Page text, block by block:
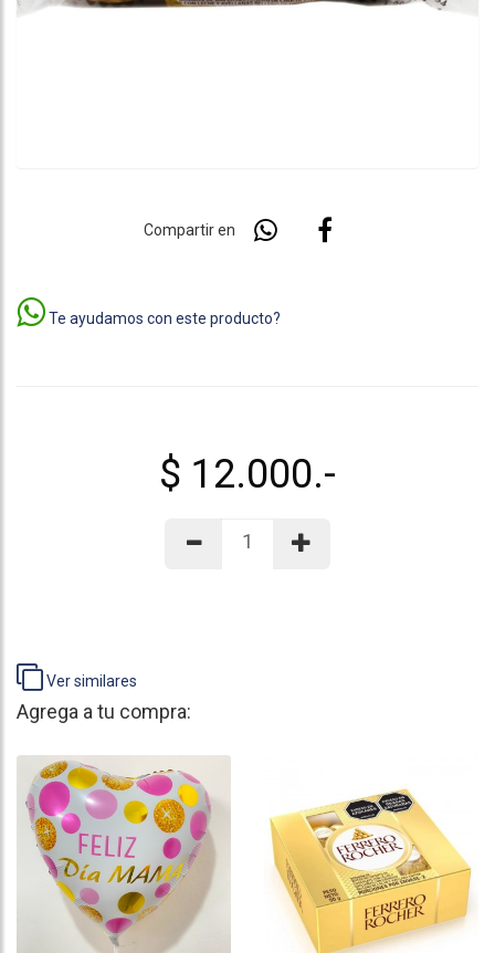
Compartir en
Te ayudamos con este producto?
$ 12.000.-
Ver similares
Agrega a tu compra: